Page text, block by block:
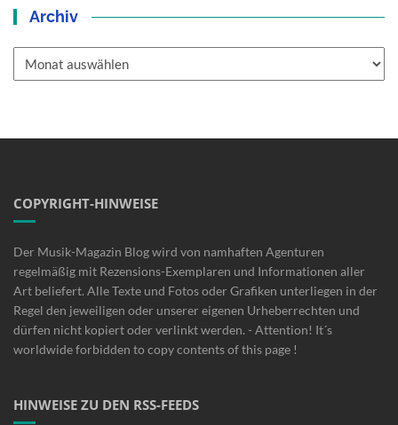
Archiv
COPYRIGHT-HINWEISE
Der Musik-Magazin Blog wird von namhaften Agenturen
regelmäßig mit Rezensions-Exemplaren und Informationen aller
Art beliefert. Alle Texte und Fotos oder Grafiken unterliegen in der
Regel den jeweiligen oder unserer eigenen Urheberrechten und
dürfen nicht kopiert oder verlinkt werden. - Attention! It´s
worldwide forbidden to copy contents of this page !
HINWEISE ZU DEN RSS-FEEDS